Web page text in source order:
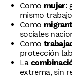
Como mujer:
mismo trabajo
Como
sociales
Como
protección
La
extrema, sin